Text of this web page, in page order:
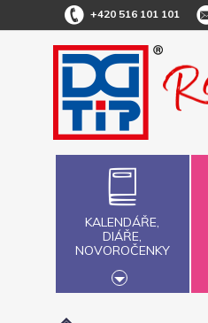
+420 516 101 101
KALENDÁŘE,
DIÁŘE,
NOVOROČENKY